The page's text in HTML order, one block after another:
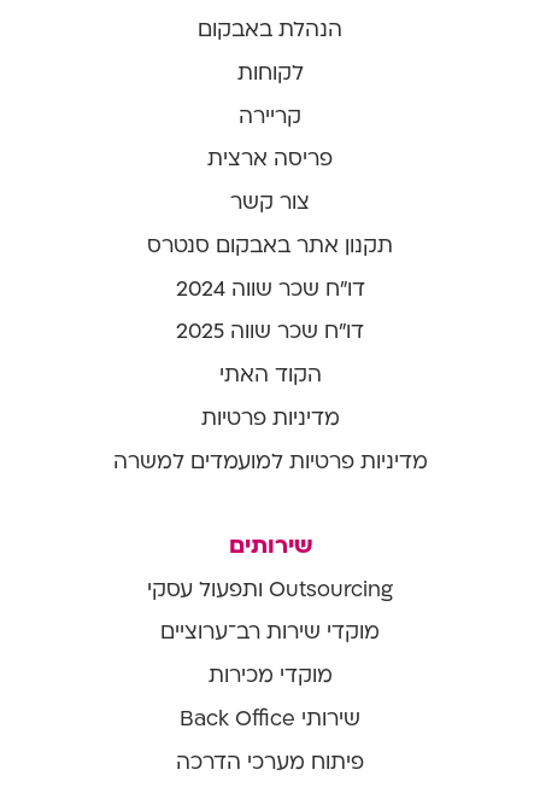
הנהלת באבקום
לקוחות
קריירה
פריסה ארצית
צור קשר
תקנון אתר באבקום סנטרס
דו"ח שכר שווה 2024
דו"ח שכר שווה 2025
הקוד האתי
מדיניות פרטיות
מדיניות פרטיות למועמדים למשרה
שירותים
Outsourcing ותפעול עסקי
מוקדי שירות רב־ערוציים
מוקדי מכירות
שירותי Back Office
פיתוח מערכי הדרכה